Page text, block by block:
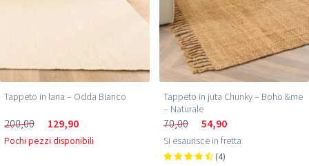
Tappeto in lana – Odda Bianco
200,00 129,90
Pochi pezzi disponibili
Tappeto in juta Chunky – Boho &me
– Naturale
70,00 54,90
Si esaurisce in fretta
(4)